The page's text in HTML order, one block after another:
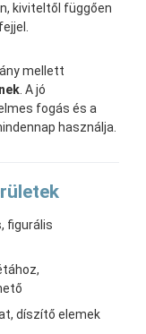
kiviteltől függően
mellett
. A jó
fogás és a
használja.
figurális
díszítő elemek